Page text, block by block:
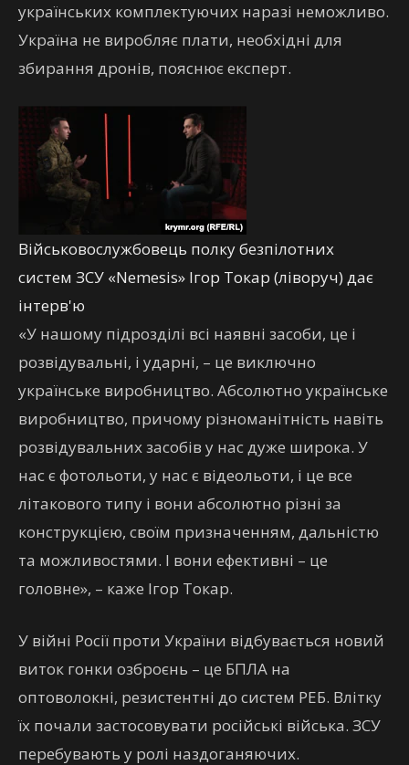
українських комплектуючих наразі неможливо.
Україна не виробляє плати, необхідні для
збирання дронів, пояснює експерт.
Військовослужбовець полку безпілотних
систем ЗСУ «Nemesis» Ігор Токар (ліворуч) дає
інтерв'ю
«У нашому підрозділі всі наявні засоби, це і
розвідувальні, і ударні, – це виключно
українське виробництво. Абсолютно українське
виробництво, причому різноманітність навіть
розвідувальних засобів у нас дуже широка. У
нас є фотольоти, у нас є відеольоти, і це все
літакового типу і вони абсолютно різні за
конструкцією, своїм призначенням, дальністю
та можливостями. І вони ефективні – це
головне», – каже Ігор Токар.
У війні Росії проти України відбувається новий
виток гонки озброєнь – це БПЛА на
оптоволокні, резистентні до систем РЕБ. Влітку
їх почали застосовувати російські війська. ЗСУ
перебувають у ролі наздоганяючих.